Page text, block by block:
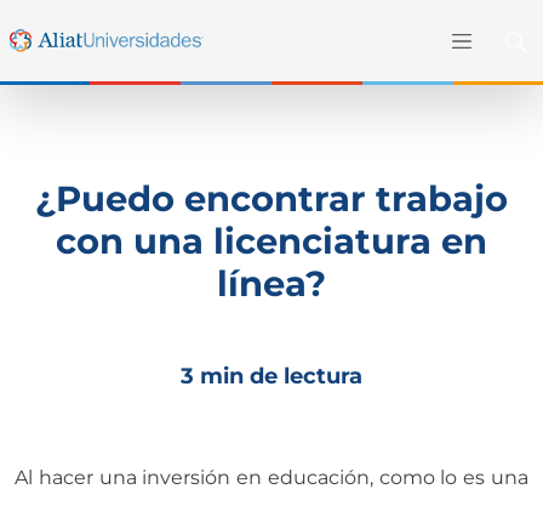
¿Puedo encontrar trabajo
con una licenciatura en
línea?
3 min de lectura
Al hacer una inversión en educación, como lo es una